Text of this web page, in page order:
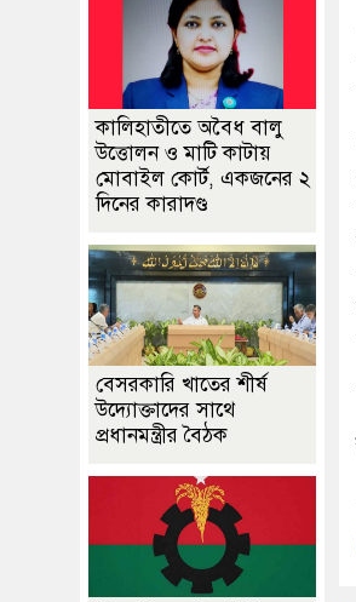
কালিহাতীতে অবৈধ বালু
উত্তোলন ও মাটি কাটায়
মোবাইল কোর্ট, একজনের ২
দিনের কারাদণ্ড
বেসরকারি খাতের শীর্ষ
উদ্যোক্তাদের সাথে
প্রধানমন্ত্রীর বৈঠক